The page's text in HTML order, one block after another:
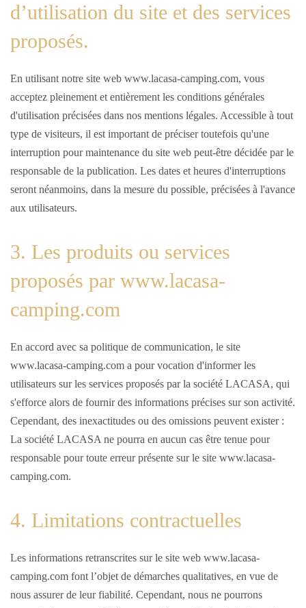
d’utilisation du site et des services
proposés.
En utilisant notre site web www.lacasa-camping.com, vous
acceptez pleinement et entièrement les conditions générales
d'utilisation précisées dans nos mentions légales. Accessible à tout
type de visiteurs, il est important de préciser toutefois qu'une
interruption pour maintenance du site web peut-être décidée par le
responsable de la publication. Les dates et heures d'interruptions
seront néanmoins, dans la mesure du possible, précisées à l'avance
aux utilisateurs.
3. Les produits ou services
proposés par www.lacasa-
camping.com
En accord avec sa politique de communication, le site
www.lacasa-camping.com a pour vocation d'informer les
utilisateurs sur les services proposés par la société LACASA, qui
s'efforce alors de fournir des informations précises sur son activité.
Cependant, des inexactitudes ou des omissions peuvent exister :
La société LACASA ne pourra en aucun cas être tenue pour
responsable pour toute erreur présente sur le site www.lacasa-
camping.com.
4. Limitations contractuelles
Les informations retranscrites sur le site web www.lacasa-
camping.com font l’objet de démarches qualitatives, en vue de
nous assurer de leur fiabilité. Cependant, nous ne pourrons